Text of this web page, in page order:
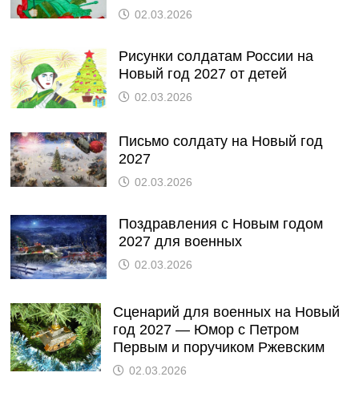
02.03.2026
Рисунки солдатам России на
Новый год 2027 от детей
02.03.2026
Письмо солдату на Новый год
2027
02.03.2026
Поздравления с Новым годом
2027 для военных
02.03.2026
Сценарий для военных на Новый
год 2027 — Юмор с Петром
Первым и поручиком Ржевским
02.03.2026